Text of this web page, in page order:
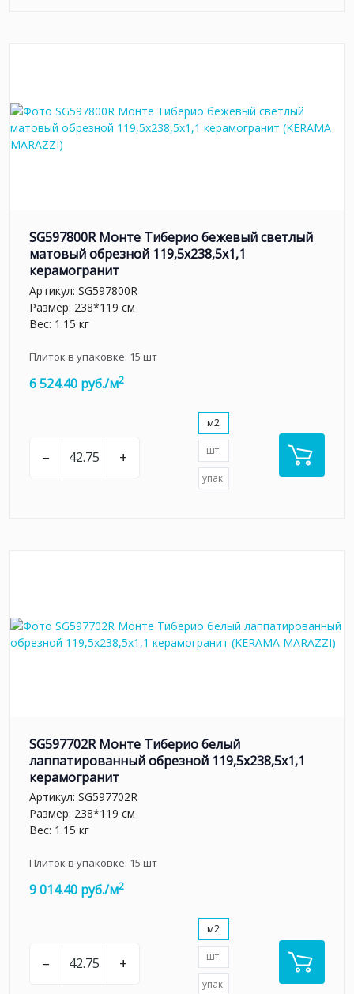
SG597800R Монте Тиберио бежевый светлый
матовый обрезной 119,5x238,5x1,1
керамогранит
Артикул: SG597800R
Размер: 238*119 см
Вес: 1.15 кг
Плиток в упаковке: 15 шт
6 524.40 руб./м2
– +
м2
шт.
упак.
SG597702R Монте Тиберио белый
лаппатированный обрезной 119,5x238,5x1,1
керамогранит
Артикул: SG597702R
Размер: 238*119 см
Вес: 1.15 кг
Плиток в упаковке: 15 шт
9 014.40 руб./м2
– +
м2
шт.
упак.